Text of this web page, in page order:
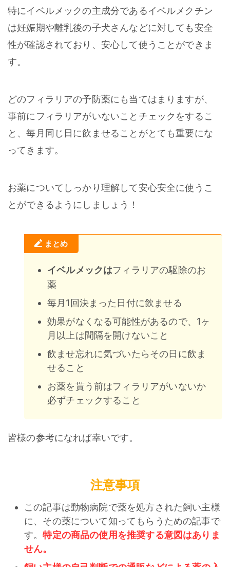
特にイベルメックの主成分であるイベルメクチン
は妊娠期や離乳後の子犬さんなどに対しても安全
性が確認されており、安心して使うことができま
す。
どのフィラリアの予防薬にも当てはまりますが、
事前にフィラリアがいないことチェックをするこ
と、毎月同じ日に飲ませることがとても重要にな
ってきます。
お薬についてしっかり理解して安心安全に使うこ
とができるようにしましょう！
まとめ
イベルメックはフィラリアの駆除のお
薬
毎月1回決まった日付に飲ませる
効果がなくなる可能性があるので、1ヶ
月以上は間隔を開けないこと
飲ませ忘れに気づいたらその日に飲ま
せること
お薬を貰う前はフィラリアがいないか
必ずチェックすること
皆様の参考になれば幸いです。
注意事項
この記事は動物病院で薬を処方された飼い主様
に、その薬について知ってもらうための記事で
す。特定の商品の使用を推奨する意図はありま
せん。